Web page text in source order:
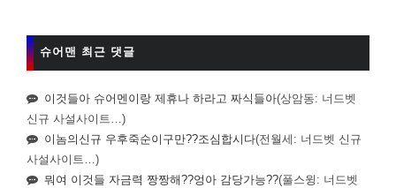
슈어맨 최근 댓글
이것들아 슈어멘이랑 제휴나 하라고 짜식들아(상암동: 너드벳
신규 사설사이트…)
이놈의신규 우후죽순이구만??조심합시다(전월세: 너드벳 신규
사설사이트…)
뭐여 이것들 자금력 짱짱해??엉아 감당가능??(풀스윙: 너드벳